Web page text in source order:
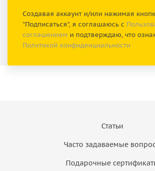
Создавая аккаунт и/или нажимая
"Подписаться", я соглашаюсь с
соглашением и подтверждаю, что
Политикой конфиденциальности
Статьи
Часто задаваемые
Подарочные